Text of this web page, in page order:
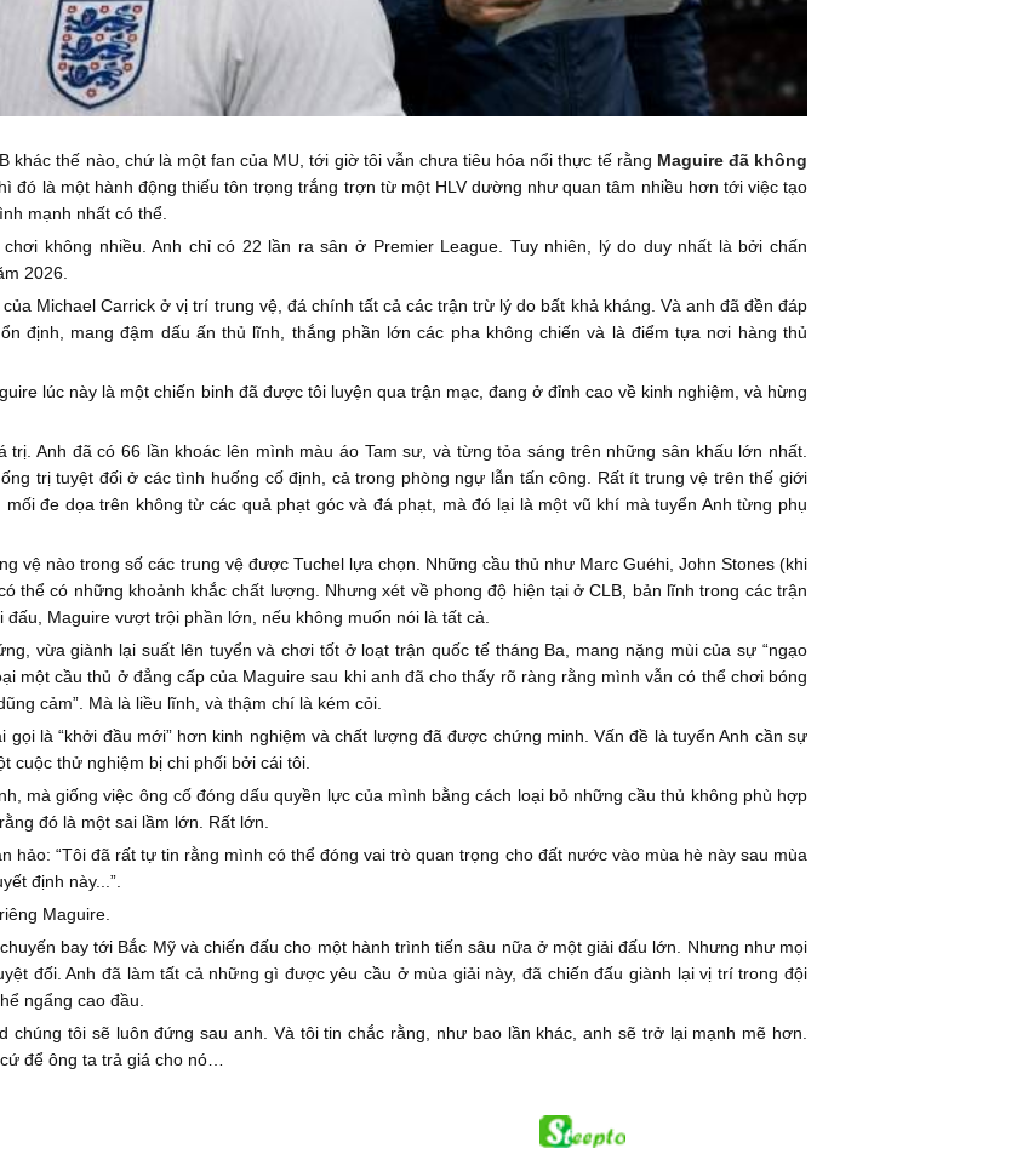
khác thế nào, chứ là một fan của MU, tới giờ tôi vẫn chưa tiêu hóa nổi thực tế rằng Maguire đã không
đó là một hành động thiếu tôn trọng trắng trợn từ một HLV dường như quan tâm nhiều hơn tới việc tạo
mạnh nhất có thể.
không nhiều. Anh chỉ có 22 lần ra sân ở Premier League. Tuy nhiên, lý do duy nhất là bởi chấn
2026.
Michael Carrick ở vị trí trung vệ, đá chính tất cả các trận trừ lý do bất khả kháng. Và anh đã đền đáp
định, mang đậm dấu ấn thủ lĩnh, thắng phần lớn các pha không chiến và là điểm tựa nơi hàng thủ
lúc này là một chiến binh đã được tôi luyện qua trận mạc, đang ở đỉnh cao về kinh nghiệm, và hừng
trị. Anh đã có 66 lần khoác lên mình màu áo Tam sư, và từng tỏa sáng trên những sân khấu lớn nhất.
trị tuyệt đối ở các tình huống cố định, cả trong phòng ngự lẫn tấn công. Rất ít trung vệ trên thế giới
đe dọa trên không từ các quả phạt góc và đá phạt, mà đó lại là một vũ khí mà tuyển Anh từng phụ
vệ nào trong số các trung vệ được Tuchel lựa chọn. Những cầu thủ như Marc Guéhi, John Stones (khi
thể có những khoảnh khắc chất lượng. Nhưng xét về phong độ hiện tại ở CLB, bản lĩnh trong các trận
Maguire vượt trội phần lớn, nếu không muốn nói là tất cả.
vừa giành lại suất lên tuyển và chơi tốt ở loạt trận quốc tế tháng Ba, mang nặng mùi của sự “ngạo
một cầu thủ ở đẳng cấp của Maguire sau khi anh đã cho thấy rõ ràng rằng mình vẫn có thể chơi bóng
cảm”. Mà là liều lĩnh, và thậm chí là kém cỏi.
là “khởi đầu mới” hơn kinh nghiệm và chất lượng đã được chứng minh. Vấn đề là tuyển Anh cần sự
cuộc thử nghiệm bị chi phối bởi cái tôi.
mà giống việc ông cố đóng dấu quyền lực của mình bằng cách loại bỏ những cầu thủ không phù hợp
đó là một sai lầm lớn. Rất lớn.
hảo: “Tôi đã rất tự tin rằng mình có thể đóng vai trò quan trọng cho đất nước vào mùa hè này sau mùa
định này...”.
Maguire.
bay tới Bắc Mỹ và chiến đấu cho một hành trình tiến sâu nữa ở một giải đấu lớn. Nhưng như mọi
đối. Anh đã làm tất cả những gì được yêu cầu ở mùa giải này, đã chiến đấu giành lại vị trí trong đội
ngẩng cao đầu.
chúng tôi sẽ luôn đứng sau anh. Và tôi tin chắc rằng, như bao lần khác, anh sẽ trở lại mạnh mẽ hơn.
để ông ta trả giá cho nó…